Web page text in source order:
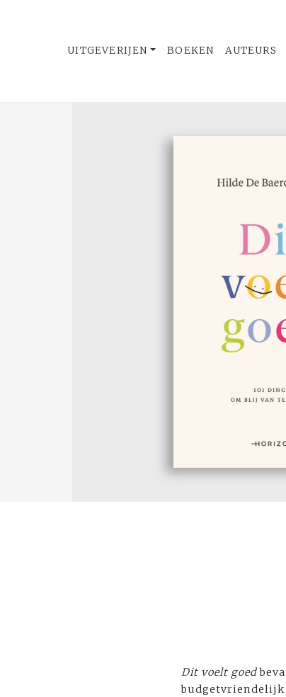
UITGEVERIJEN BOEKEN AUTEURS
Dit voelt goed
budgetvriendelijk